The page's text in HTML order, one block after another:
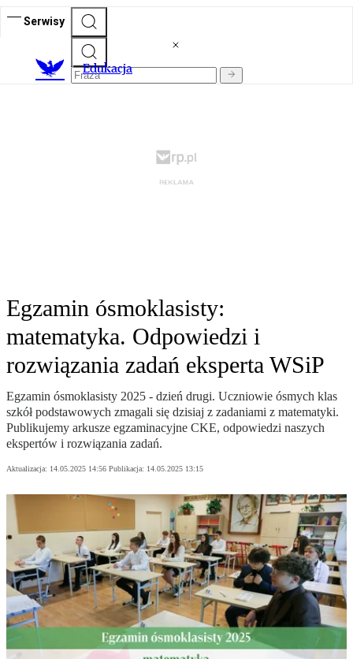
Serwisy
Edukacja
Egzamin ósmoklasisty:
matematyka. Odpowiedzi i
rozwiązania zadań eksperta WSiP
Egzamin ósmoklasisty 2025 - dzień drugi. Uczniowie ósmych klas
szkół podstawowych zmagali się dzisiaj z zadaniami z matematyki.
Publikujemy arkusze egzaminacyjne CKE, odpowiedzi naszych
ekspertów i rozwiązania zadań.
Aktualizacja: 14.05.2025 14:56 Publikacja: 14.05.2025 13:15